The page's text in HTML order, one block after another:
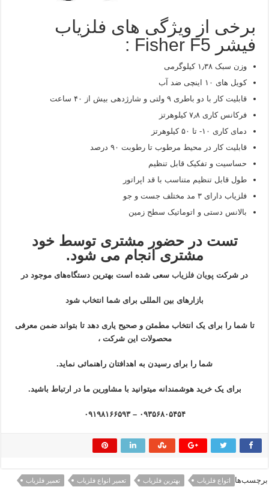
برخی از ویژگی های فلزیاب
فیشر Fisher F5 :
وزن سبک ۱٫۳۸ کیلوگرمی
کویل های ۱۰ اینچی ضد آب
قابلیت کار با دو باطری ۹ ولتی و شارژدهی بیش از ۴۰ ساعت
فرکانس کاری ۷٫۸ کیلوهرتز
دمای کاری ۱۰- تا ۵۰ کیلوهرتز
قابلیت کار در محیط مرطوب تا رطوبت ۹۰ درصد
حساسیت و تفکیک قابل تنظیم
طول قابل تنظیم متناسب با قد اپراتور
فلزیاب دارای ۳ مد مختلف جست و جو
بالانس دستی و اتوماتیک سطح زمین
تست در حضور مشتری توسط خود
مشتری انجام می شود.
در شرکت پویان فلزیاب سعی شده است بهترین دستگاه‌های موجود در
بازار‌های بین المللی برای شما انتخاب شود
تا شما را برای یک انتخاب مطمئن و صحیح یاری دهد تا بتواند ضمن معرفی
محصولات این شرکت ،
شما را برای رسیدن به اهدافتان راهنمائی نماید.
برای یک خرید هوشمندانه میتوانید با مشاورین ما در ارتباط باشید.
۰۹۳۵۶۸۰۵۴۵۴ – ۰۹۱۹۸۱۶۶۵۹۳
برچسب‌ها اتواع فلزیاب بهترین فلزیاب تعمیر انواع فلزیاب تعمیر فلزیاب